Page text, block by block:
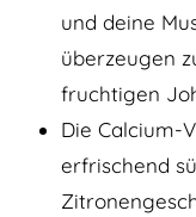
und deine
überzeugen
fruchtigen
Die Calcium-
erfrischend